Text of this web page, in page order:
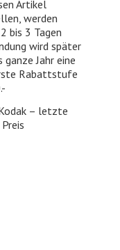
Artikel
werden
bis 3 Tagen
wird später
Jahr eine
Rabattstufe
– letzte